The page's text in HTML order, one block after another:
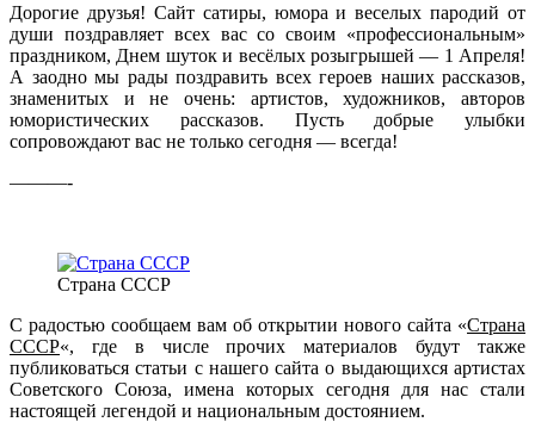
Дорогие друзья! Сайт сатиры, юмора и веселых пародий от
души поздравляет всех вас со своим «профессиональным»
праздником, Днем шуток и весёлых розыгрышей — 1 Апреля!
А заодно мы рады поздравить всех героев наших рассказов,
знаменитых и не очень: артистов, художников, авторов
юмористических рассказов. Пусть добрые улыбки
сопровождают вас не только сегодня — всегда!
———-
Страна СССР
С радостью сообщаем вам об открытии нового сайта «Страна
СССР«, где в числе прочих материалов будут также
публиковаться статьи с нашего сайта о выдающихся артистах
Советского Союза, имена которых сегодня для нас стали
настоящей легендой и национальным достоянием.